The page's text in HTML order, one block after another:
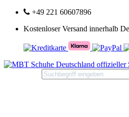
+49 221 60607896
Kostenloser Versand innerhalb